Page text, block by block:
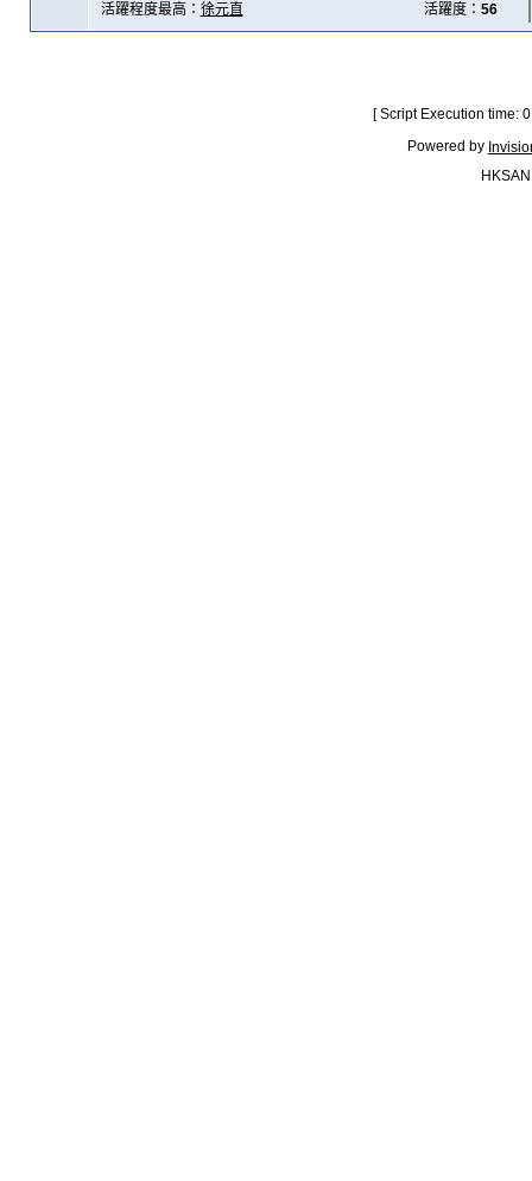
活躍程度最高： 徐元直 活躍度： 56
[ Script Execution time:
Powered by